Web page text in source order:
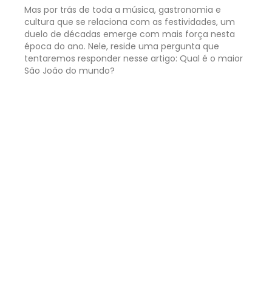
Mas por trás de toda a música, gastronomia e
cultura que se relaciona com as festividades, um
duelo de décadas emerge com mais força nesta
época do ano. Nele, reside uma pergunta que
tentaremos responder nesse artigo: Qual é o maior
São João do mundo?